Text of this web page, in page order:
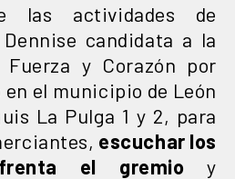
las actividades de
candidata a la
y Corazón por
el municipio de León
La Pulga 1 y 2, para
escuchar los
el gremio y